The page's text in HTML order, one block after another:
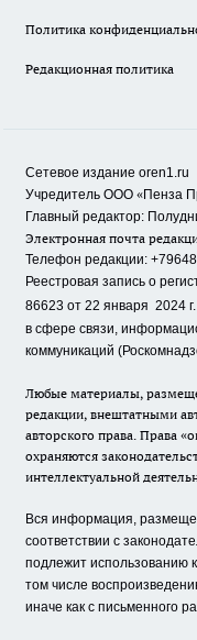
Политика
Редакционная политика
Сетевое издание oren1.ru
Учредитель ООО «Пенза
Главный редактор:
Электронная почта
Телефон редакции:
Реестровая запись о
86623 от 22 января 2024 г.
в сфере связи,
коммуникаций
Любые материалы,
редакции, внештатными
авторского права. Права
охраняются
интеллектуальной
Вся информация,
соответствии с
подлежит использованию
том числе
иначе как с письменного